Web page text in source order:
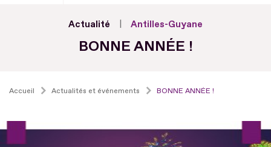
Actualité Antilles-Guyane
BONNE ANNÉE !
Accueil Actualités et événements BONNE ANNÉE !